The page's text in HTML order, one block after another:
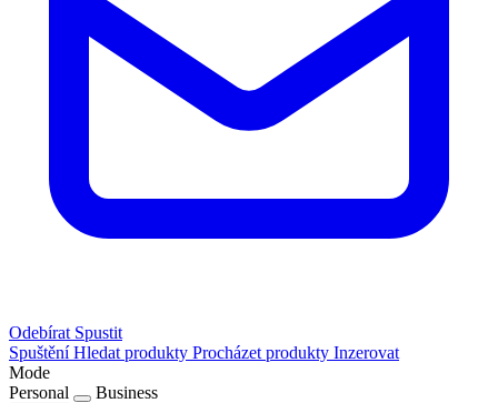
Odebírat Spustit
SpuštěníHledat produkty Procházet produkty Inzerovat
Mode
Personal
Business